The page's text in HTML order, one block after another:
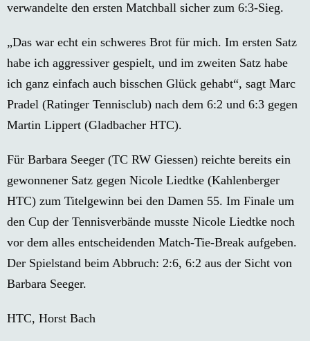
verwandelte den ersten Matchball sicher zum 6:3-Sieg.
„Das war echt ein schweres Brot für mich. Im ersten Satz
habe ich aggressiver gespielt, und im zweiten Satz habe
ich ganz einfach auch bisschen Glück gehabt“, sagt Marc
Pradel (Ratinger Tennisclub) nach dem 6:2 und 6:3 gegen
Martin Lippert (Gladbacher HTC).
Für Barbara Seeger (TC RW Giessen) reichte bereits ein
gewonnener Satz gegen Nicole Liedtke (Kahlenberger
HTC) zum Titelgewinn bei den Damen 55. Im Finale um
den Cup der Tennisverbände musste Nicole Liedtke noch
vor dem alles entscheidenden Match-Tie-Break aufgeben.
Der Spielstand beim Abbruch: 2:6, 6:2 aus der Sicht von
Barbara Seeger.
HTC, Horst Bach